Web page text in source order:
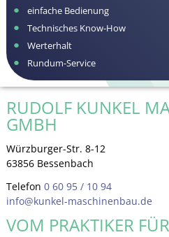
einfache Bedienung
Technisches Know-How
Werterhalt
Rundum-Service
RUDOLF KUNKEL
GMBH
Würzburger-Str. 8-12
63856 Bessenbach
Telefon 0 60 95 / 10 94
info@kunkel-maschinenbau.de
VOM PRAKTIKER